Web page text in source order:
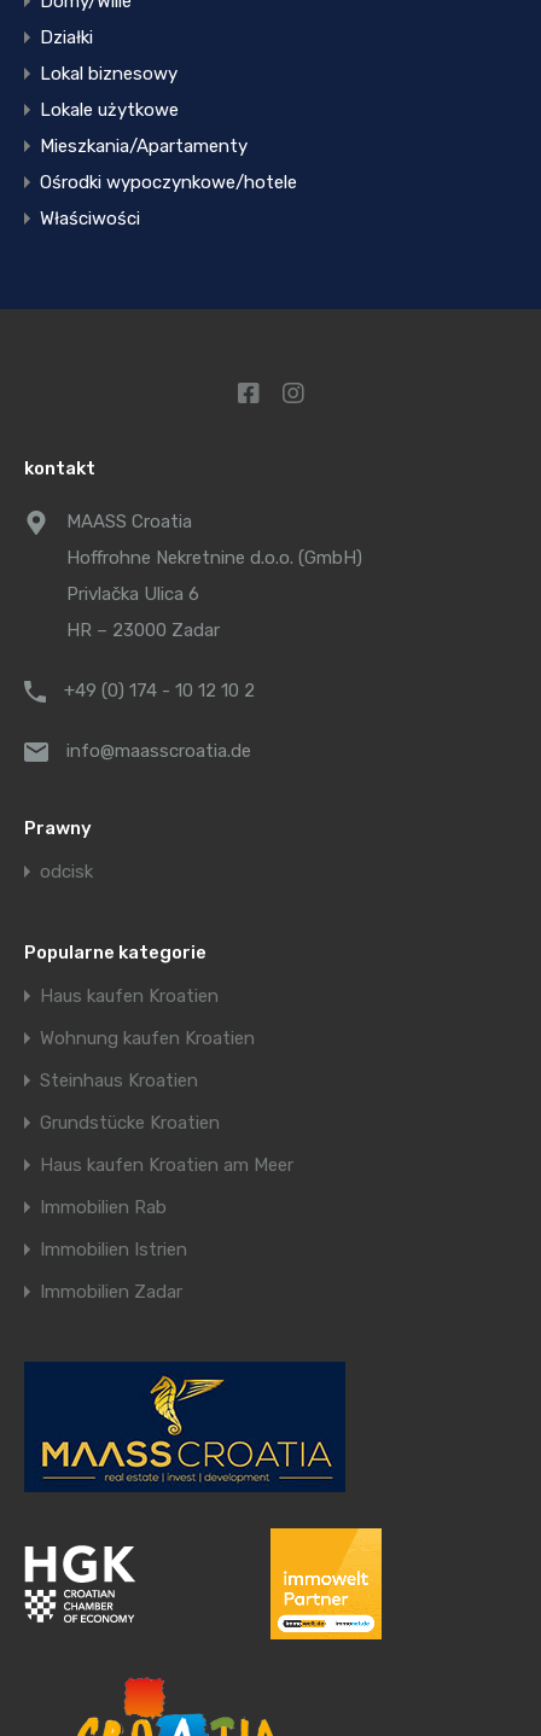
Działki
Lokal biznesowy
Lokale użytkowe
Mieszkania/Apartamenty
Ośrodki wypoczynkowe/hotele
Właściwości
kontakt
MAASS Croatia
Hoffrohne Nekretnine d.o.o. (GmbH)
Privlačka Ulica 6
HR – 23000 Zadar
+49 (0) 174 - 10 12 10 2
info@maasscroatia.de
Prawny
odcisk
Popularne kategorie
Haus kaufen Kroatien
Wohnung kaufen Kroatien
Steinhaus Kroatien
Grundstücke Kroatien
Haus kaufen Kroatien am Meer
Immobilien Rab
Immobilien Istrien
Immobilien Zadar